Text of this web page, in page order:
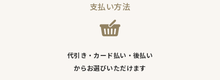
支払い方法
代引き・カード払い・後払い
からお選びいただけます